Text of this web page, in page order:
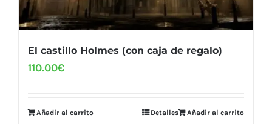
El castillo Holmes (con caja de regalo)
110.00€
Añadir al carrito Añadir al carrito
Detalles